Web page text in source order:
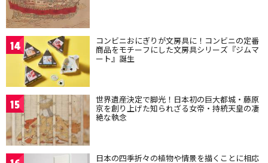
14 コンビニおにぎりが文房具に！コンビニの定番
商品をモチーフにした文房具シリーズ『ジムマ
ート』誕生
15 世界遺産決定で脚光！日本初の巨大都城・藤原
京を創り上げた知られざる女帝・持統天皇の凄
絶な執念
日本の四季折々の植物や情景を描くことに相応